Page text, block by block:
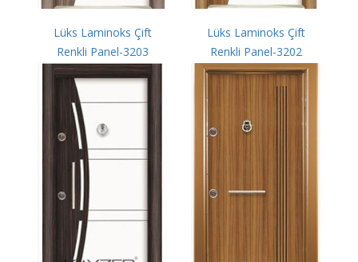
Lüks Laminoks Çift
Renkli Panel-3203
Lüks Laminoks Çift
Renkli Panel-3202